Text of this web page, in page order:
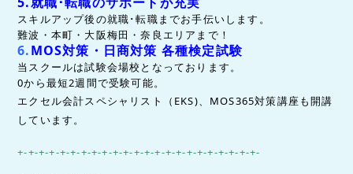
スキルアップ後の就職･転職までお手伝いします。
難波・本町・大阪梅田・奈良エリアまで！
6.MOS対策・日商対策 各種検定試験
当スクールは試験会場校となっております。
0から最短2週間で受験可能。
エクセル会計スペシャリスト（EKS)、MOS365対策講座も開講
しています。
+-+-+-+-+-+-+-+-+-+-+-+-+-+-+-+-+-+-+-+-+-+-+-